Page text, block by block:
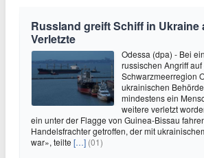
Russland greift Schiff in Ukraine
Verletzte
Odessa (dpa) - Bei
russischen Angriff
Schwarzmeerregion
ukrainischen
mindestens ein
weitere verletzt
ein unter der Flagge von Guinea-Bissau
Handelsfrachter getroffen, der mit
war», teilte […] (01)